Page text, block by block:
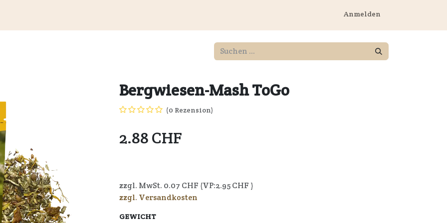
Anmelden
Bergwiesen-Mash ToGo
(0 Rezension)
2.88CHF
zzgl. MwSt. 0.07 CHF (VP:2.95CHF )
zzgl. Versandkosten
GEWICHT